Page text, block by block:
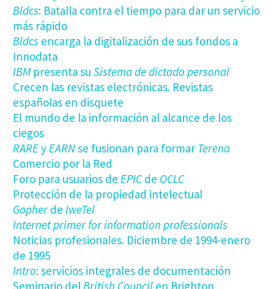
Bldcs: Batalla contra el tiempo para dar un servicio
más rápido
Bldcs encarga la digitalización de sus fondos a
Innodata
IBMpresenta su Sistema de dictado personal
Crecen las revistas electrónicas. Revistas
españolas en disquete
El mundo de la información al alcance de los
ciegos
RAREy EARNse fusionan para formar Terena
Comercio por la Red
Foro para usuarios de EPICde OCLC
Protección de la propiedad intelectual
Gopher de IweTel
Internet primer for information professionals
Noticias profesionales. Diciembre de 1994-enero
de 1995
Intro: servicios integrales de documentación
Seminario del British Council en Brighton